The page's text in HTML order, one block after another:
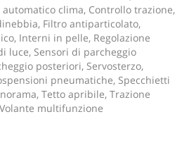
clima, Controllo trazione,
Filtro antiparticolato,
Interni in pelle, Regolazione
luce, Sensori di parcheggio
posteriori, Servosterzo,
pneumatiche, Specchietti
Tetto apribile, Trazione
multifunzione